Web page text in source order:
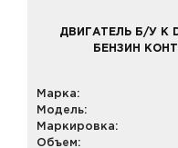
ДВИГАТЕЛЬ Б/У К
БЕНЗИН
Марка:
Модель:
Маркировка:
Объем: